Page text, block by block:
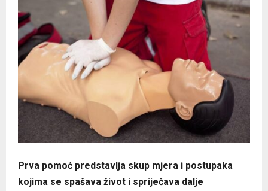
Prva pomoć predstavlja skup mjera i postupaka
kojima se spašava život i spriječava dalje